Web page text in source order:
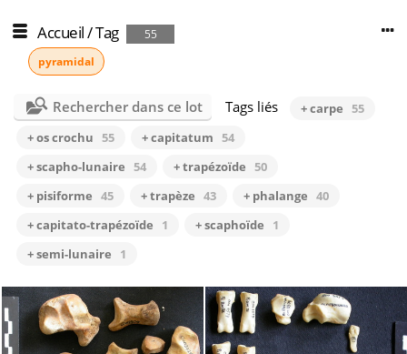
Accueil/Tag
55
pyramidal
Rechercher dans ce lot Tags liés + carpe 55
+ os crochu 55 + capitatum 54
+ scapho-lunaire 54 + trapézoïde 50
+ pisiforme 45 + trapèze 43 + phalange 40
+ capitato-trapézoïde
1 + scaphoïde
1
+ semi-lunaire
1